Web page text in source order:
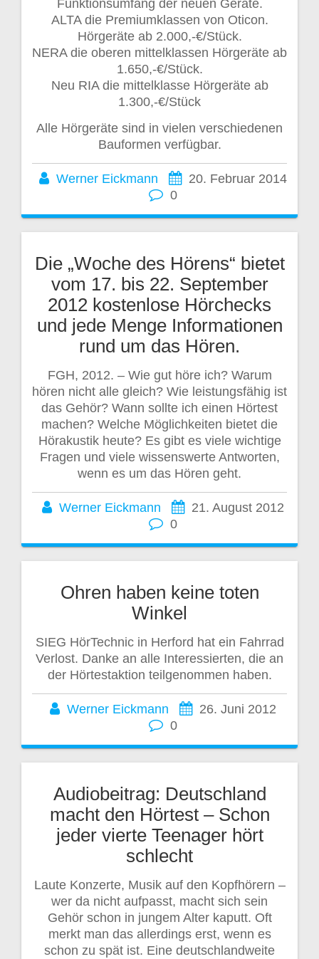
Funktionsumfang der neuen Geräte.
ALTA die Premiumklassen von Oticon.
Hörgeräte ab 2.000,-€/Stück.
NERA die oberen mittelklassen Hörgeräte ab
1.650,-€/Stück.
Neu RIA die mittelklasse Hörgeräte ab
1.300,-€/Stück
Alle Hörgeräte sind in vielen verschiedenen
Bauformen verfügbar.
Werner Eickmann
20. Februar 2014
0
Die „Woche des Hörens“ bietet
vom 17. bis 22. September
2012 kostenlose Hörchecks
und jede Menge Informationen
rund um das Hören.
FGH, 2012. – Wie gut höre ich? Warum
hören nicht alle gleich? Wie leistungsfähig ist
das Gehör? Wann sollte ich einen Hörtest
machen? Welche Möglichkeiten bietet die
Hörakustik heute? Es gibt es viele wichtige
Fragen und viele wissenswerte Antworten,
wenn es um das Hören geht.
Werner Eickmann
21. August 2012
0
Ohren haben keine toten
Winkel
SIEG HörTechnic in Herford hat ein Fahrrad
Verlost. Danke an alle Interessierten, die an
der Hörtestaktion teilgenommen haben.
Werner Eickmann
26. Juni 2012
0
Audiobeitrag: Deutschland
macht den Hörtest – Schon
jeder vierte Teenager hört
schlecht
Laute Konzerte, Musik auf den Kopfhörern –
wer da nicht aufpasst, macht sich sein
Gehör schon in jungem Alter kaputt. Oft
merkt man das allerdings erst, wenn es
schon zu spät ist. Eine deutschlandweite